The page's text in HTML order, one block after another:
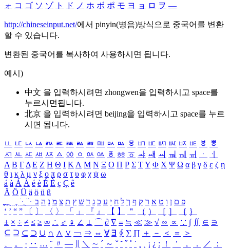
ォ コ ゴ ソ ゾ ト ド ノ ホ ボ ポ モ ヨ ョ ロ ヲ ―
http://chineseinput.net/에서 pinyin(병음)방식으로 중국어를 변환
할 수 있습니다.
변환된 중국어를 복사하여 사용하시면 됩니다.
예시)
中文 을 입력하시려면 zhongwen을 입력하시고 space를
누르시면됩니다.
北京 을 입력하시려면 beijing을 입력하시고 space를 누르
시면 됩니다.
ㅥ ㅦ ㅧ ㅨ ㅩ ㅪ ㅫ ㅬ ㅭ ㅮ ㅯ ㅰ ㅱ ㅲ ㅳ ㅴ ㅵ ㅶ ㅷ ㅸ
ㅹ
ㅺ ㅻ ㅼ ㅽ ㅾ ㅿ ㆀ ㆁ ㆂ ㆃ ㆄ ㆅ ㆆ ㆇ ㆈ ㆉ ㆊ ㆋ ㆌ ㆍ
ㆎ
Α Β ΓΔ Ε Ζ Η Θ Ι ΚΛ Μ Ν Ξ Ο Π Ρ Σ ΤΥ Φ Χ Ψ Ω α β γ δ ε ζ η
θ ι κ λ μ ν ξ ο π ρ σ τ υ φ χ ψ ω
á à Á À é è É È ç Ç ê
Ä Ö Ü ä ö ü ß
ִֶֹ ֻּ ׁׂ פ ם ן ו ט א ר ק ף ך ל ח י ע כ ג ד ש ץ ת צ מ נ ה ב
‘ ’ “ ” 〔 〕 〈 〉 「 」 『 』 【 】 ＂ （ ） ［ ］ ｛ ｝
± × ÷ ≠ ≤ ≥ ∞ ∴ ♂ ♀ ∠ ⊥ ⌒ ∂ ∇ ≡ ≒ ≪ ≫ √ ∽ ∝ ∵ ∫ ∬ ∈ ∋
⊆ ⊇ ⊂ ⊃ ∪ ∩ ∧ ∨ ￢ ⇒ ⇔ ∀ ∃ ∮ ∑ ∏ ＋ － ＜ ＝
＞
、
。 · ‥ … ¨ 〃 ― ＼ ∼ ´ ～ ˇ ˘ ˝ ˚ ˙ ¸ ¡ ¿ ː ！ ＇ ， ． ／
：